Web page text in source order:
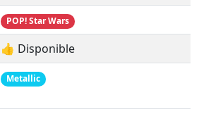
POP! Star Wars
👍 Disponible
Metallic